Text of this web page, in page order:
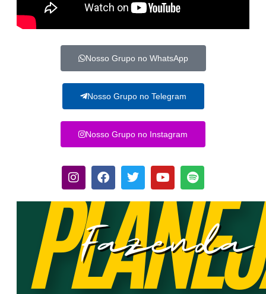
Nosso Grupo no WhatsApp
Nosso Grupo no Telegram
Nosso Grupo no Instagram